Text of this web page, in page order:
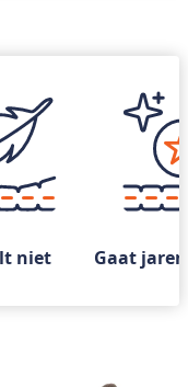
niet Gaat